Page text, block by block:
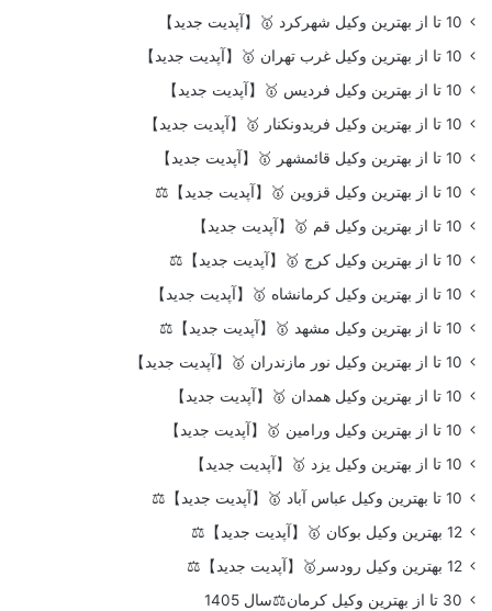
10 تا از بهترین وکیل شهرکرد 🥇【آپدیت جدید】
10 تا از بهترین وکیل غرب تهران 🥇【آپدیت جدید】
10 تا از بهترین وکیل فردیس 🥇【آپدیت جدید】
10 تا از بهترین وکیل فریدونکنار 🥇【آپدیت جدید】
10 تا از بهترین وکیل قائمشهر 🥇【آپدیت جدید】
10 تا از بهترین وکیل قزوین 🥇【آپدیت جدید】⚖️
10 تا از بهترین وکیل قم 🥇【آپدیت جدید】
10 تا از بهترین وکیل کرج 🥇【آپدیت جدید】⚖️
10 تا از بهترین وکیل کرمانشاه 🥇【آپدیت جدید】
10 تا از بهترین وکیل مشهد 🥇【آپدیت جدید】⚖️
10 تا از بهترین وکیل نور مازندران 🥇【آپدیت جدید】
10 تا از بهترین وکیل همدان 🥇【آپدیت جدید】
10 تا از بهترین وکیل ورامین 🥇【آپدیت جدید】
10 تا از بهترین وکیل یزد 🥇【آپدیت جدید】
10 تا بهترین وکیل عباس آباد 🥇【آپدیت جدید】⚖️
12 بهترین وکیل بوکان 🥇【آپدیت جدید】⚖️
12 بهترین وکیل رودسر🥇【آپدیت جدید】⚖️
30 تا از بهترین وکیل کرمان⚖️سال 1405